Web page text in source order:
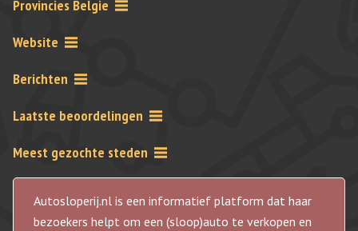
Provincies Belgie
Website
Berichten
Laatste beoordelingen
Meest gezochte steden
Autosloperij.nl is een informatief platform dat haar
bezoekers helpt om een (sloop)auto te verkopen en